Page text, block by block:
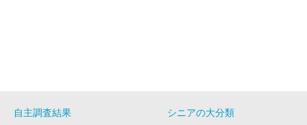
自主調査結果
シニアの大分類